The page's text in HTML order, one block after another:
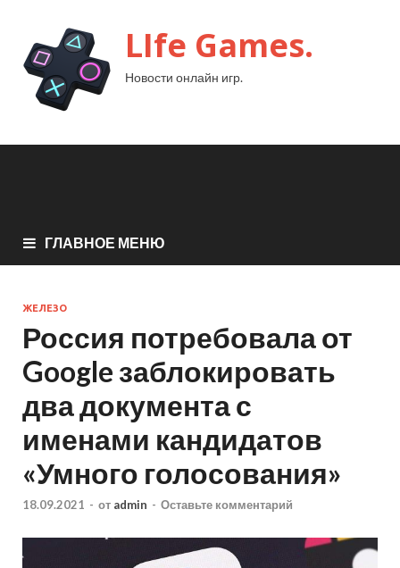
LIfe Games.
Новости онлайн игр.
ГЛАВНОЕ МЕНЮ
ЖЕЛЕЗО
Россия потребовала от
Google заблокировать
два документа с
именами кандидатов
«Умного голосования»
18.09.2021 - от admin - Оставьте комментарий